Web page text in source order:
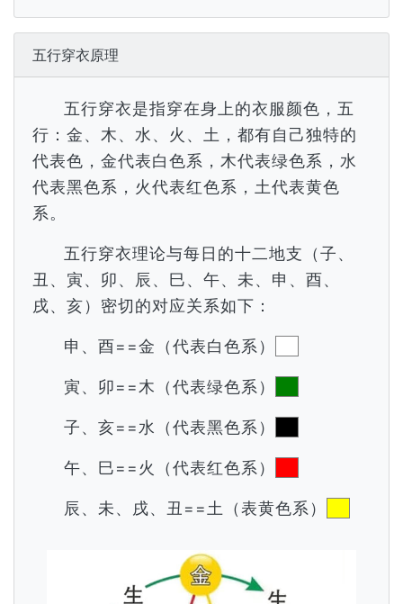
五行穿衣原理
五行穿衣是指穿在身上的衣服颜色，五
行：金、木、水、火、土，都有自己独特的
代表色，金代表白色系，木代表绿色系，水
代表黑色系，火代表红色系，土代表黄色
系。
五行穿衣理论与每日的十二地支（子、
丑、寅、卯、辰、巳、午、未、申、酉、
戌、亥）密切的对应关系如下：
申、酉==金（代表白色系）
寅、卯==木（代表绿色系）
子、亥==水（代表黑色系）
午、巳==火（代表红色系）
辰、未、戌、丑==土（表黄色系）